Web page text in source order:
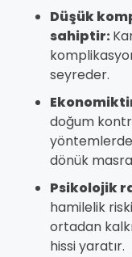
Düşük
sahiptir:
seyreder.
doğum
dönük
Psikolojik
hamilelik
ortadan
hissi yaratır.